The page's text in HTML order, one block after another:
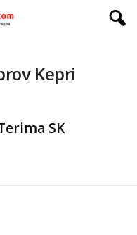
Kepri
SK